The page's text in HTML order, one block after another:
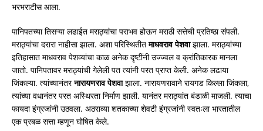
भरभराटीस आला.
पानिपतच्या तिसऱ्या लढाईत मराठ्यांचा पराभव होऊन मराठी सत्तेची प्रतिष्ठा संपली.
मराठ्यांचा दरारा नाहीसा झाला. अशा परिस्थितीतमाधवरावपेशवाझाला. मराठ्यांच्या
इतिहासात माधवराव पेशव्यांचा काळ अनेक दृष्टींनी उज्ज्वल व क्रांतिकारक मानला
जातो. पानिपतावर मराठ्यांची गेलेली पत त्यांनी परत प्राप्त केली. अनेक लढाया
जिंकल्या. त्यांच्यानंतरनारायणरावपेशवाझाला. नारायणरावाने रायगड किल्ला जिंकला,
त्यांच्या वधानंतर परत अस्थिरता निर्माण झाली. यानंतर मराठ्यांत बंडाळी माजली. त्याचा
फायदा इंग्रजांनी उठवला. अठराव्या शतकाच्या शेवटी इंग्रजांनी स्वतःला भारतातील
एक प्रबळ सत्ता म्हणून घोषित केले.